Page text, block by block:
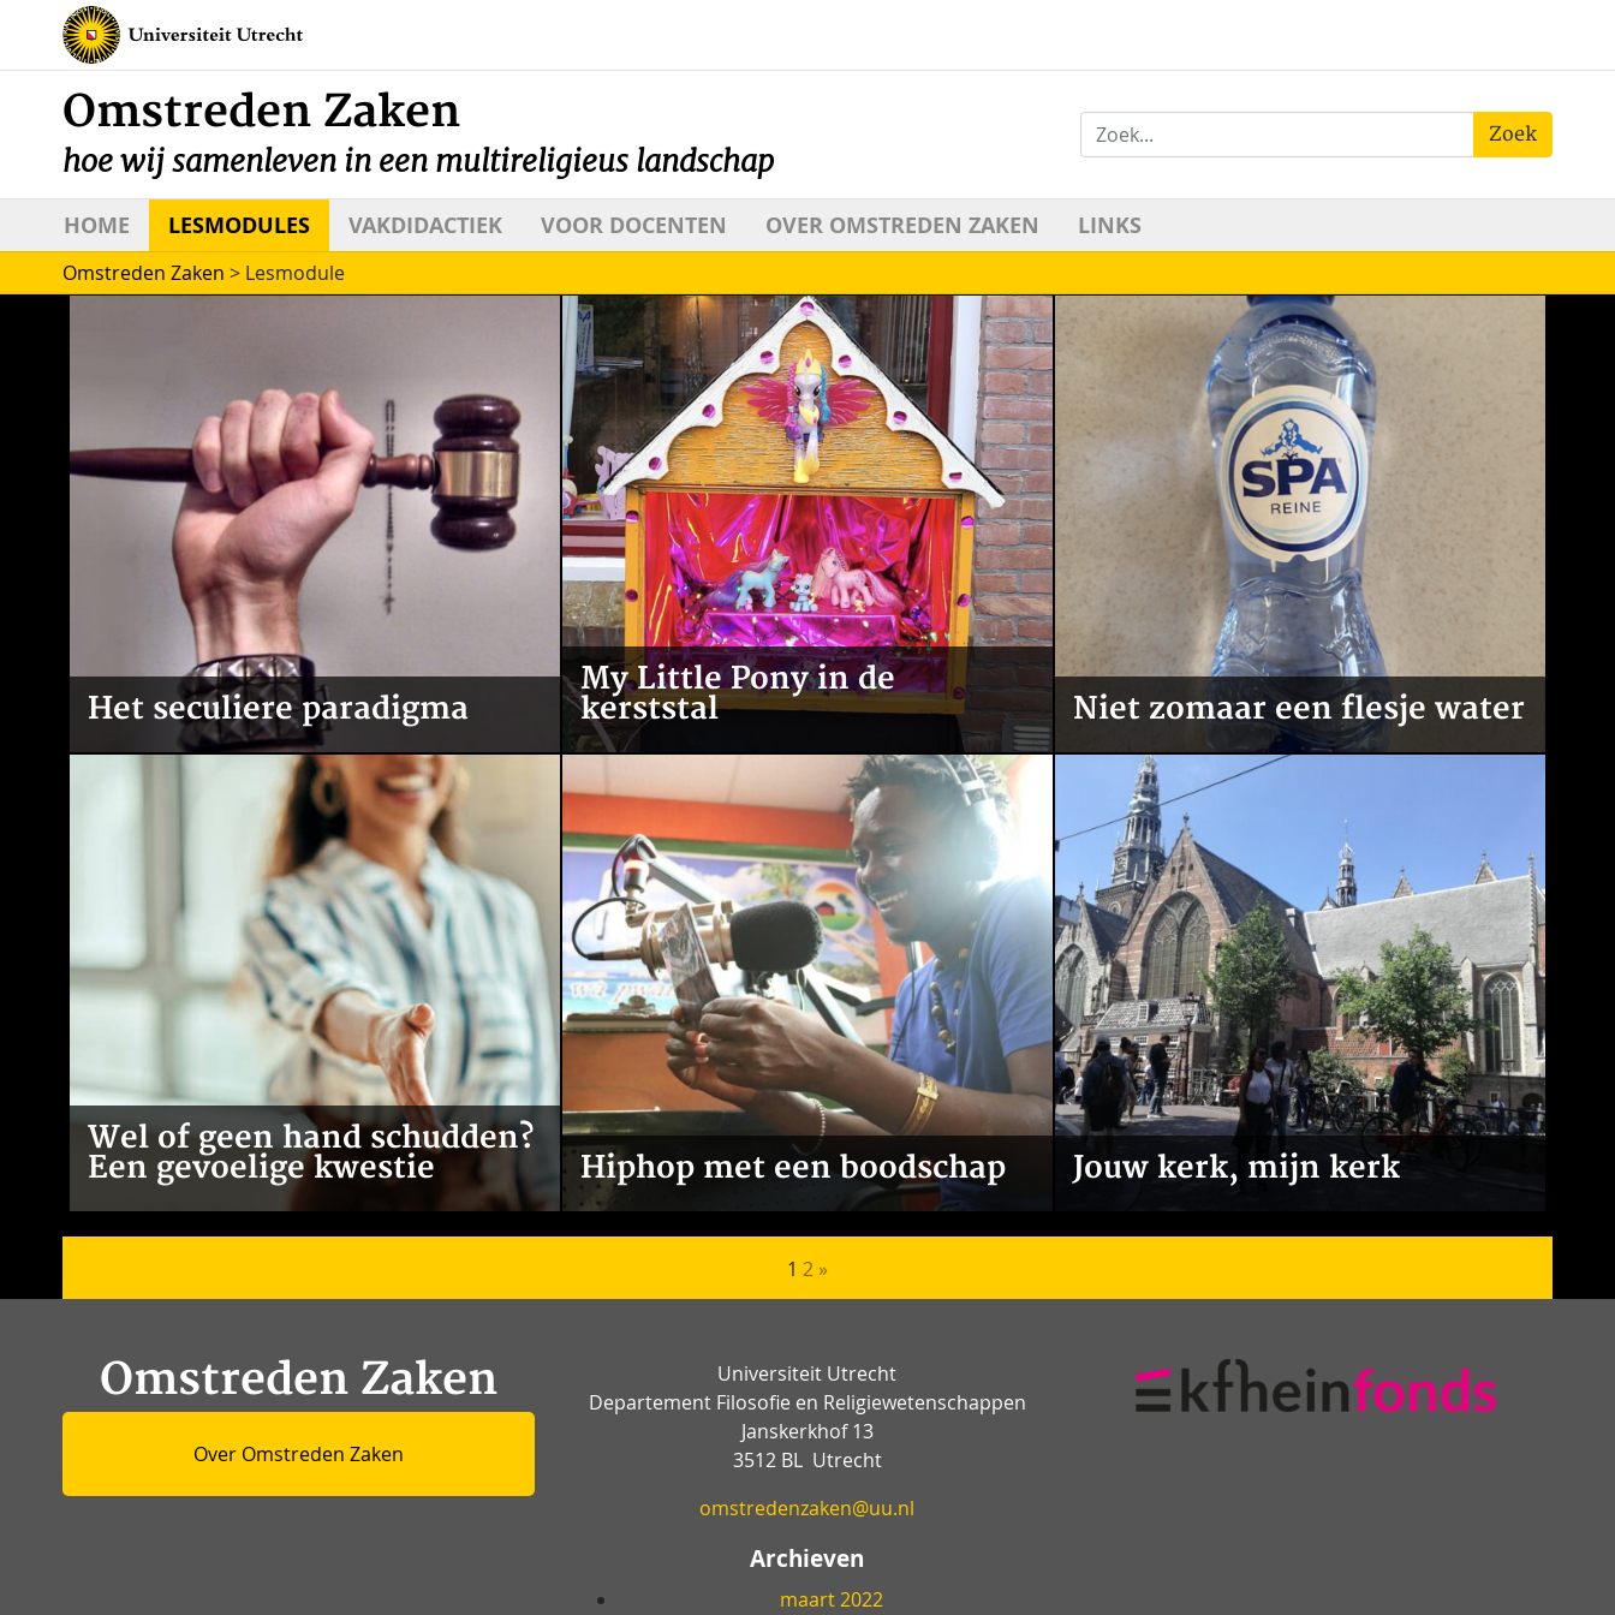
Omstreden Zaken
hoe wij samenleven in een multireligieus landschap
Zoek
HOME LESMODULES VAKDIDACTIEK VOOR DOCENTEN OVER OMSTREDEN ZAKEN LINKS
Omstreden Zaken > Lesmodule
Het seculiere paradigma
My Little Pony in de
kerststal
Niet zomaar een flesje water
Wel of geen hand schudden?
Een gevoelige kwestie
Hiphop met een boodschap Jouw kerk, mijn kerk
Berichten paginering
1 2 »
Omstreden Zaken
Over Omstreden Zaken
Universiteit Utrecht
Departement Filosofie en Religiewetenschappen
Janskerkhof 13
3512 BL Utrecht
omstredenzaken@uu.nl
Archieven
maart 2022